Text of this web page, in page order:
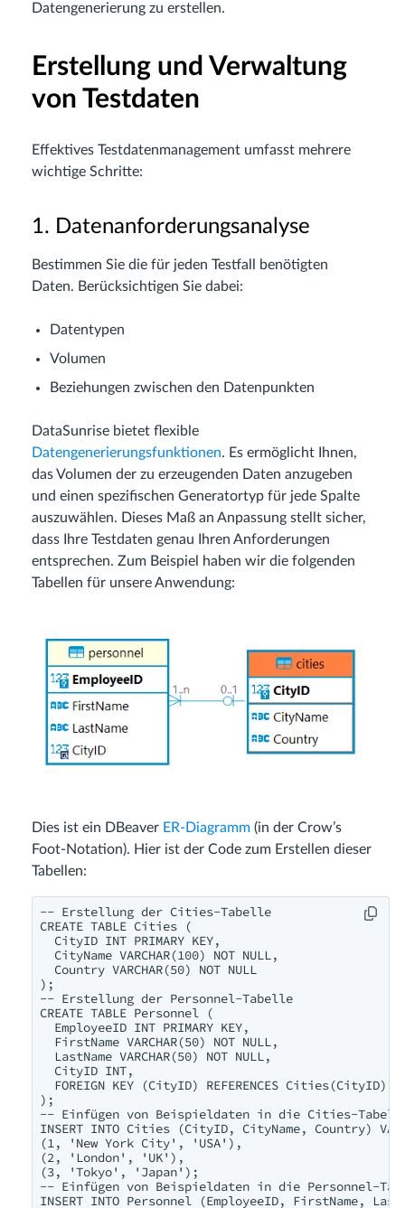
Datengenerierung zu erstellen.
Erstellung und Verwaltung
von Testdaten
Effektives Testdatenmanagement umfasst mehrere
wichtige Schritte:
1. Datenanforderungsanalyse
Bestimmen Sie die für jeden Testfall benötigten
Daten. Berücksichtigen Sie dabei:
Datentypen
Volumen
Beziehungen zwischen den Datenpunkten
DataSunrise bietet flexible
Datengenerierungsfunktionen. Es ermöglicht Ihnen,
das Volumen der zu erzeugenden Daten anzugeben
und einen spezifischen Generatortyp für jede Spalte
auszuwählen. Dieses Maß an Anpassung stellt sicher,
dass Ihre Testdaten genau Ihren Anforderungen
entsprechen. Zum Beispiel haben wir die folgenden
Tabellen für unsere Anwendung:
Dies ist ein DBeaver ER-Diagramm (in der Crow’s
Foot-Notation). Hier ist der Code zum Erstellen dieser
Tabellen:
-- Erstellung der Cities-Tabelle
CREATE TABLE Cities (
CityID INT PRIMARY KEY,
CityName VARCHAR(100) NOT NULL,
Country VARCHAR(50) NOT NULL
);
-- Erstellung der Personnel-Tabelle
CREATE TABLE Personnel (
EmployeeID INT PRIMARY KEY,
FirstName VARCHAR(50) NOT NULL,
LastName VARCHAR(50) NOT NULL,
CityID INT,
FOREIGN KEY (CityID) REFERENCES Cities(CityID)
);
-- Einfügen von Beispieldaten in die Cities-
INSERT INTO Cities (CityID, CityName, Country)
(1, 'New York City', 'USA'),
(2, 'London', 'UK'),
(3, 'Tokyo', 'Japan');
-- Einfügen von Beispieldaten in die Personnel-
INSERT INTO Personnel (EmployeeID, FirstName,